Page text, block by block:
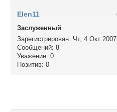
Elen11
Заслуженный
Зарегистрирован: Чт, 4 Окт 2007
Сообщений: 8
Уважение: 0
Позитив: 0